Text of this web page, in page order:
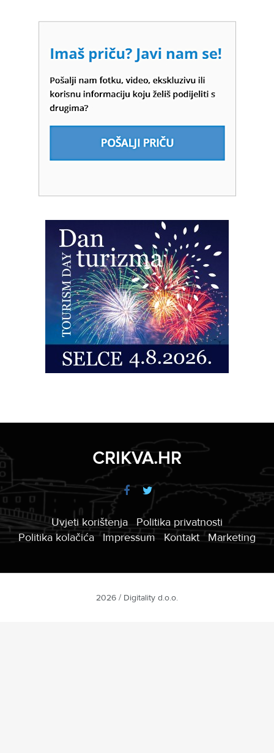
CRIKVA.HR
Uvjeti korištenja
Politika privatnosti
Politika kolačića
Impressum Kontakt Marketing
2026 / Digitality d.o.o.